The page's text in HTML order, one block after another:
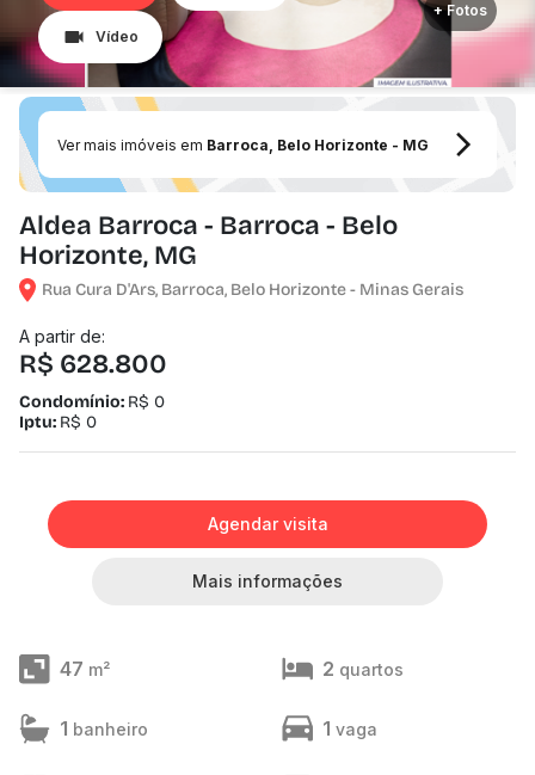
Vídeo
+ Fotos
Ver mais imóveis em Barroca, Belo Horizonte - MG
Aldea Barroca - Barroca - Belo
Horizonte, MG
Rua Cura D'Ars, Barroca, Belo Horizonte - Minas Gerais
A partir de:
R$ 628.800
Condomínio: R$ 0
Iptu: R$ 0
Agendar visita
Mais informações
47 m² 2 quartos
1 banheiro 1 vaga